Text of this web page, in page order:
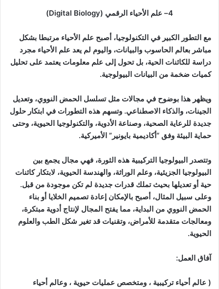
4
– علم الأحياء الرقمي (Digital Biology)
مع التطور الكبير في التكنولوجيا، أصبح علم الأحياء مرتبطا بشكل
مباشر بعالم الحاسوب والبيانات، واليوم لم يعد علم الأحياء مجرد
دراسة للكائنات الحية، بل تحول إلى علم معلومات يعتمد على تحليل
كميات ضخمة من البيانات البيولوجية.
ويظهر هذا بوضوح في مجالات مثل تسلسل الحمض النووي، وتعديل
الجينات، والذكاء الاصطناعي. وتسهم هذه التطورات في ابتكار حلول
جديدة للرعاية الصحية، وصناعة الأدوية، والتكنولوجيا الحيوية، وحتى
حماية البيئة وفق “أكاديمية بايونير” الأميركية.
وتتصدر البيولوجيا التركيبية هذه الثورة، فهي مجال يجمع بين
البيولوجيا الجزيئية، وعلم الوراثة، والهندسة الحيوية، لابتكار كائنات
حية أو تعديلها بحيث تملك قدرات جديدة لم تكن موجودة من قبل.
وعلى سبيل المثال، أصبح بالإمكان إعادة تصميم الخلايا أو بناء
الحمض النووي من البداية، مما يفتح المجال لإنتاج أدوية مبتكرة،
ومعالجات متقدمة للأمراض، وتقنيات قد تغير شكل الطب والعلوم
الحيوية.
آفاق العمل:
( عالم أحياء تركيبية ، ومتخصص عمليات حيوية ، وعالم أحياء